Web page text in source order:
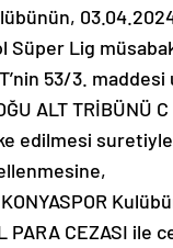
Süper Lig
53/3.
ALT
edilmesi
CEZASI ile